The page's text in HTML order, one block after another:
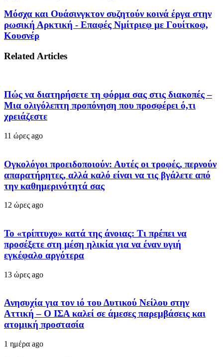
Μόσχα και Ουάσινγκτον συζητούν κοινά έργα στην
ρωσική Αρκτική - Επαφές Νμίτριεφ με Γουίτκοφ,
Κουσνέρ
Related Articles
Πώς να διατηρήσετε τη φόρμα σας στις διακοπές –
Μια ολιγόλεπτη προπόνηση που προσφέρει ό,τι
χρειάζεστε
11 ώρες ago
Ογκολόγοι προειδοποιούν: Αυτές οι τροφές, περνούν
απαρατήρητες, αλλά καλό είναι να τις βγάλετε από
την καθημερινότητά σας
12 ώρες ago
Το «τρίπτυχο» κατά της άνοιας: Τι πρέπει να
προσέξετε στη μέση ηλικία για να έναν υγιή
εγκέφαλο αργότερα
13 ώρες ago
Ανησυχία για τον ιό του Δυτικού Νείλου στην
Αττική – Ο ΙΣΑ καλεί σε άμεσες παρεμβάσεις και
ατομική προστασία
1 ημέρα ago